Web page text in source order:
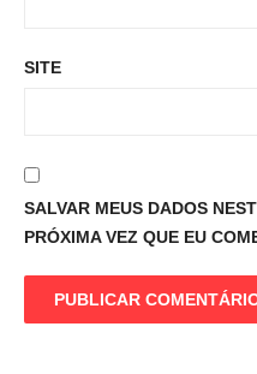
SITE
SALVAR MEUS DADOS
PRÓXIMA VEZ QUE EU